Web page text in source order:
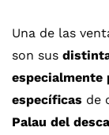
Una de las
son sus
especialmente
específicas de
Palau del